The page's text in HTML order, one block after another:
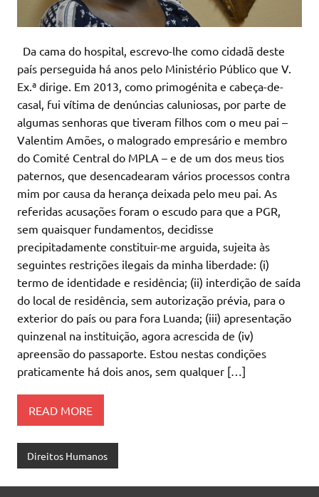
Da cama do hospital, escrevo-lhe como cidadã deste
país perseguida há anos pelo Ministério Público que V.
Ex.ª dirige. Em 2013, como primogénita e cabeça-de-
casal, fui vítima de denúncias caluniosas, por parte de
algumas senhoras que tiveram filhos com o meu pai –
Valentim Amões, o malogrado empresário e membro
do Comité Central do MPLA – e de um dos meus tios
paternos, que desencadearam vários processos contra
mim por causa da herança deixada pelo meu pai. As
referidas acusações foram o escudo para que a PGR,
sem quaisquer fundamentos, decidisse
precipitadamente constituir-me arguida, sujeita às
seguintes restrições ilegais da minha liberdade: (i)
termo de identidade e residência; (ii) interdição de saída
do local de residência, sem autorização prévia, para o
exterior do país ou para fora Luanda; (iii) apresentação
quinzenal na instituição, agora acrescida de (iv)
apreensão do passaporte. Estou nestas condições
praticamente há dois anos, sem qualquer […]
READ MORE
Direitos Humanos